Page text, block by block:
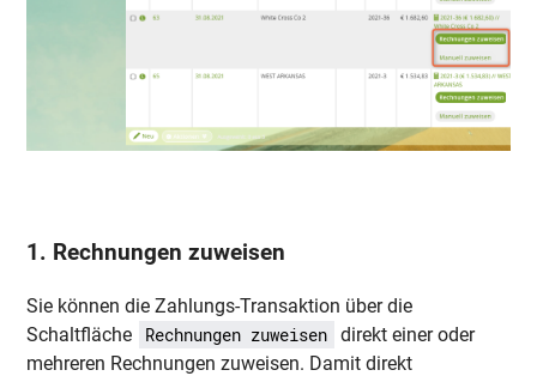
1. Rechnungen zuweisen
Sie können die Zahlungs-Transaktion über die
Schaltfläche
Rechnungen zuweisen
direkt einer oder
mehreren Rechnungen zuweisen. Damit direkt